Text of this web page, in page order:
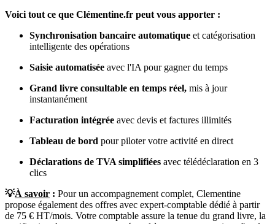
Voici tout ce que Clémentine.fr peut vous apporter :
Synchronisation bancaire automatique et catégorisation
intelligente des opérations
Saisie automatisée avec l'IA pour gagner du temps
Grand livre consultable en temps réel, mis à jour
instantanément
Facturation intégrée avec devis et factures illimités
Tableau de bord pour piloter votre activité en direct
Déclarations de TVA simplifiées avec télédéclaration en 3
clics
💡À savoir : Pour un accompagnement complet, Clementine
propose également des offres avec expert-comptable dédié à partir
de 75 € HT/mois. Votre comptable assure la tenue du grand livre, la